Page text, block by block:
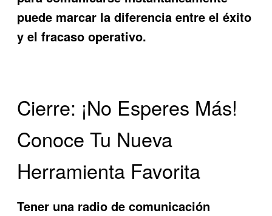
puede marcar la diferencia entre el éxito
y el fracaso operativo.
Cierre: ¡No Esperes Más!
Conoce Tu Nueva
Herramienta Favorita
Tener una radio de comunicación